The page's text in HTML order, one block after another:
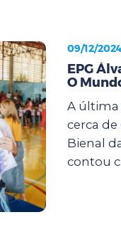
09/12/
EPG
O
A última
cerca
Bienal
contou